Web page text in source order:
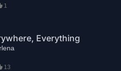
1
Everything
13